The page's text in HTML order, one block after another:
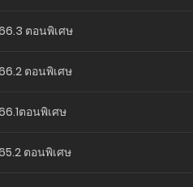
ตอนพิเศษ
ตอนพิเศษ
ตอนพิเศษ
ตอนพิเศษ